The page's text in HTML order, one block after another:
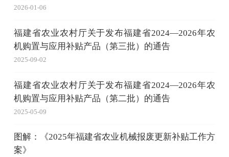
2026-01-06
福建省农业农村厅关于发布福建省2024—2026年农
机购置与应用补贴产品（第三批）的通告
2025-09-02
福建省农业农村厅关于发布福建省2024—2026年农
机购置与应用补贴产品（第二批）的通告
2025-05-09
图解：《2025年福建省农业机械报废更新补贴工作方
案》